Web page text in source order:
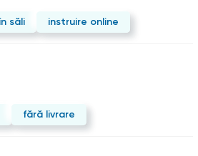
săli instruire online
fără livrare